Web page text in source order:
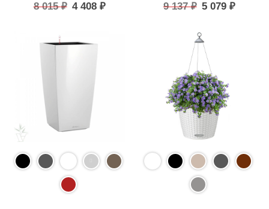
8 015₽ 4 408₽ 9 137₽ 5 079₽